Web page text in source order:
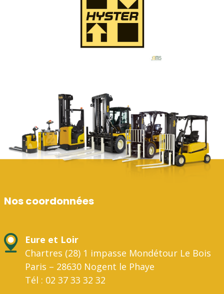
Nos coordonnées
Eure et Loir
Chartres (28) 1 impasse Mondétour Le Bois
Paris – 28630 Nogent le Phaye
Tél : 02 37 33 32 32